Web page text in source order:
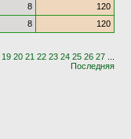
8
120
8 120
19 20 21 22 23 24 25 26 27
Последняя